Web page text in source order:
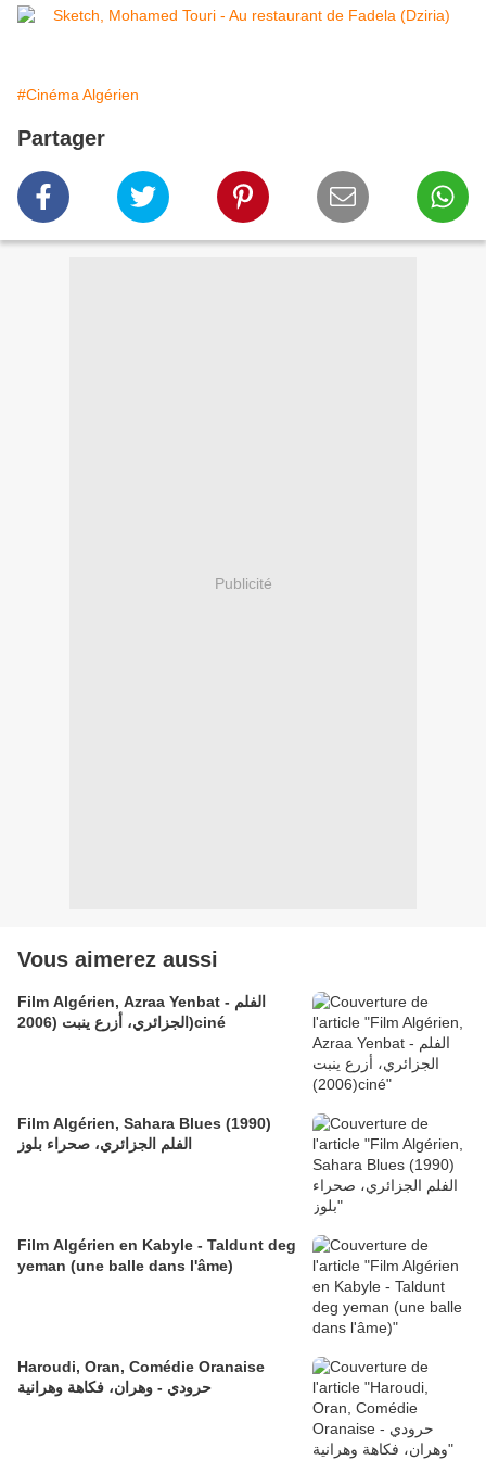
#Cinéma Algérien
Partager
Publicité
Vous aimerez aussi
Film Algérien, Azraa Yenbat - الفلم
الجزائري، أزرع ينبت (2006)ciné
Film Algérien, Sahara Blues (1990)
الفلم الجزائري، صحراء بلوز
Film Algérien en Kabyle - Taldunt deg
yeman (une balle dans l'âme)
Haroudi, Oran, Comédie Oranaise
حرودي - وهران، فكاهة وهرانية